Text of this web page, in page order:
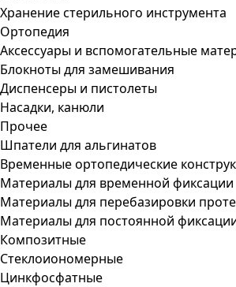
Хранение стерильного инструмента
Ортопедия
Аксессуары и вспомогательные
Блокноты для замешивания
Диспенсеры и пистолеты
Насадки, канюли
Прочее
Шпатели для альгинатов
Временные ортопедические
Материалы для временной фиксации
Материалы для перебазировки
Материалы для постоянной
Композитные
Стеклоиономерные
Цинкфосфатные